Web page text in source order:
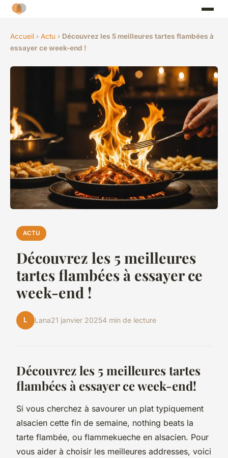
Accueil › Actu › Découvrez les 5 meilleures tartes flambées à
essayer ce week-end !
ACTU
Découvrez les 5 meilleures
tartes flambées à essayer ce
week-end !
L Lana21 janvier 20254 min de lecture
Découvrez les 5 meilleures tartes
flambées à essayer ce week-end!
Si vous cherchez à savourer un plat typiquement
alsacien cette fin de semaine, nothing beats la
tarte flambée, ou flammekueche en alsacien. Pour
vous aider à choisir les meilleures addresses, voici